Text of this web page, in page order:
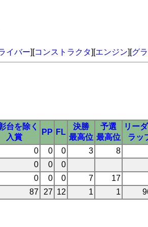
イバー][コンストラクタ][エンジン][グ
台を除く
入賞
PP FL
決勝
最高位
予選
最高位
リー
ラッ
0 0 0 3 8
0 0 0
0 0 0 7 17
87 27 12 1 1